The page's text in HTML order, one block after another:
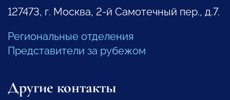
127473, г. Москва, 2-й Самотечный пер., д.7.
Региональные отделения
Представители за рубежом
Другие контакты